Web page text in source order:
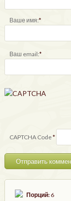
Ваше имя:*
Ваш email:*
CAPTCHA Code*
Порций:6